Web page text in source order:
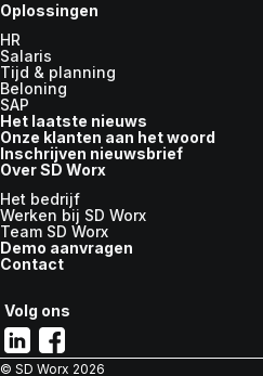
Oplossingen
HR
Salaris
Tijd & planning
Beloning
SAP
Het laatste nieuws
Onze klanten aan het woord
Inschrijven nieuwsbrief
Over SD Worx
Het bedrijf
Werken bij SD Worx
Team SD Worx
Demo aanvragen
Contact
Volg ons
© SD Worx 2026